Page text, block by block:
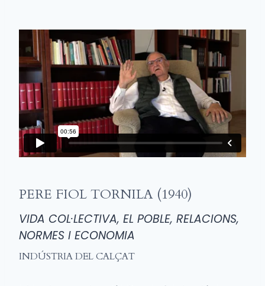
PERE FIOL TORNILA (1940)
VIDA COL·LECTIVA, EL POBLE, RELACIONS,
NORMES I ECONOMIA
INDÚSTRIA DEL CALÇAT